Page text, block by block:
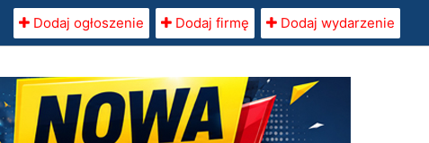
Dodaj ogłoszenie Dodaj firmę Dodaj wydarzenie